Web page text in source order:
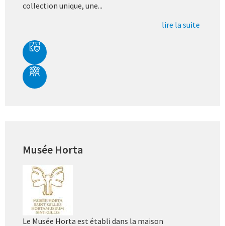
collection unique, une...
lire la suite
Musée Horta
Le Musée Horta est établi dans la maison